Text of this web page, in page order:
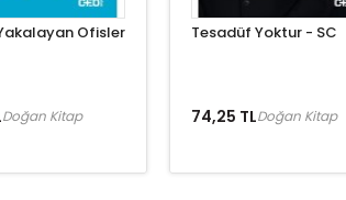
Ofisler
Doğan Kitap
Tesadüf Yoktur - SC
74,25 TLDoğan Kitap